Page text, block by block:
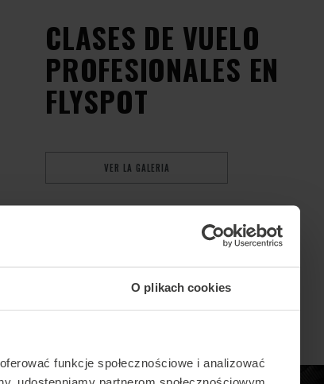
O plikach cookies
funkcje społecznościowe i analizować
CLASES DE VUELO
PROFESIONALES EN
FLYSPOT
VER LA GALERIA